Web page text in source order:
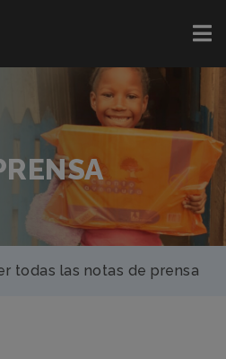
todas las notas de prensa